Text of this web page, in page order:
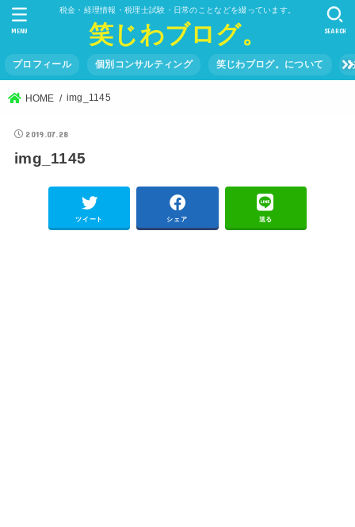
税金・経理情報・税理士試験・日常のことなどを綴っています。
笑じわブログ。
プロフィール 個別コンサルティング 笑じわブログ。について
SEARCH
MENU
HOME img_1145
2019.07.28
img_1145
ツイート シェア 送る